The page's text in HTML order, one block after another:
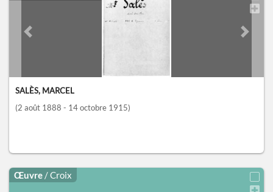
Previous slide Next
SALÈS, MARCEL
(2 août 1888 - 14 octobre 1915)
Œuvre / Croix